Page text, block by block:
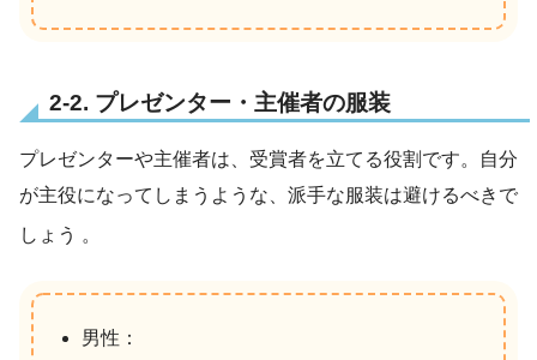
2-2. プレゼンター・主催者の服装
プレゼンターや主催者は、受賞者を立てる役割です。自分
が主役になってしまうような、派手な服装は避けるべきで
しょう 。
男性：